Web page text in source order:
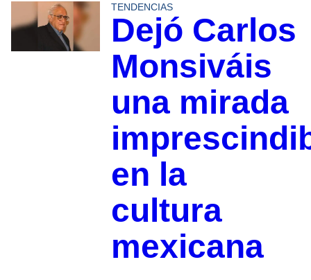
TENDENCIAS
Dejó Carlos
Monsiváis
una mirada
en la
cultura
mexicana